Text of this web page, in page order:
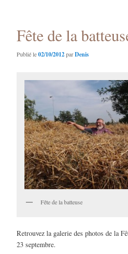
Fête de la
Publié le02/10/2012parDenis
Fête de la batteuse
Retrouvez la galerie des photos de la
23 septembre.